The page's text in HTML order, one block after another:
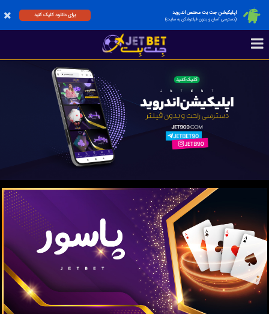
اپلیکیشن جت بت مختص اندروید
(دسترسی آسان و بدون فیلترشکن به سایت)
برای دانلود کلیک کنید